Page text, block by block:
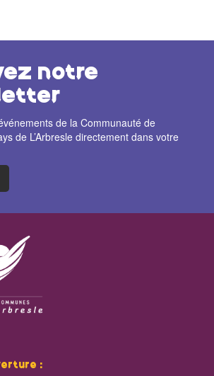
notre
de la Communauté de
de L’Arbresle directement dans votre
: